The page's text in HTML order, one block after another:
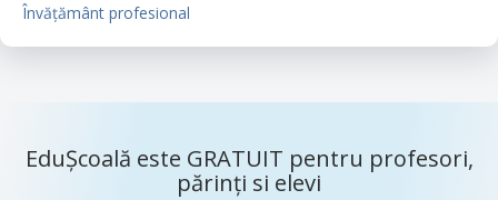
Învățământ profesional
EduȘcoală este GRATUIT pentru profesori,
părinți si elevi